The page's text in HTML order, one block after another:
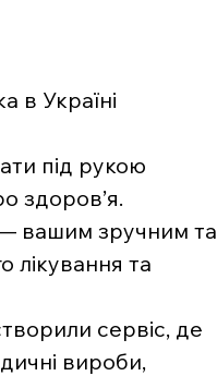
в Україні
під рукою
здоров’я.
— вашим зручним та
лікування та
сервіс, де
вироби,